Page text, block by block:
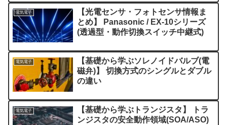
電気電子
【光電センサ・フォトセンサ情報ま
とめ】 Panasonic / EX-10シリーズ
(透過型・動作切換スイッチ中継式)
電気電子
【基礎から学ぶソレノイドバルブ(電
磁弁)】 切換方式のシングルとダブル
の違い
電気電子
【基礎から学ぶトランジスタ】 トラ
ンジスタの安全動作領域(SOA/ASO)